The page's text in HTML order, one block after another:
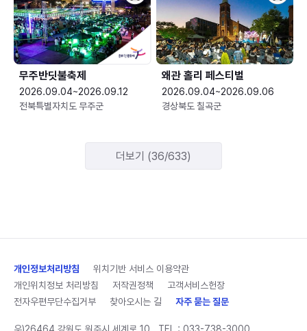
무주반딧불축제
2026.09.04~2026.09.12
전북특별자치도 무주군
왜관 홀리 페스티벌
2026.09.04~2026.09.06
경상북도 칠곡군
더보기 (36/633)
개인정보처리방침
위치기반 서비스 이용약관
개인위치정보 처리방침
저작권정책
고객서비스헌장
전자우편무단수집거부
찾아오시는 길 자주 묻는 질문